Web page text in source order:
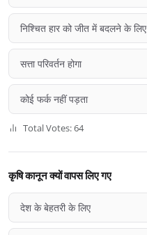
निश्चित हार को जीत में बदलने के लिए
सत्ता परिवर्तन होगा
कोई फर्क नहीं पड़ता
Total Votes: 64
कृषि कानून क्यों वापस लिए गए
देश के बेहतरी के लिए